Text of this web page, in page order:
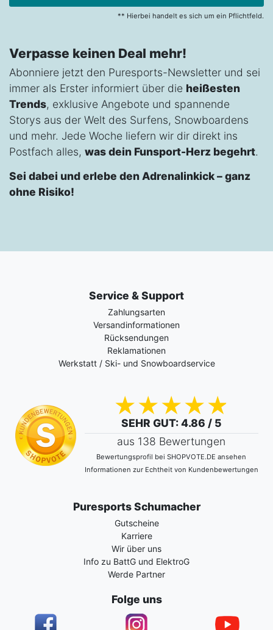
** Hierbei handelt es sich um ein Pflichtfeld.
Verpasse keinen Deal mehr!
Abonniere jetzt den Puresports-Newsletter und sei
immer als Erster informiert über die heißesten
Trends, exklusive Angebote und spannende
Storys aus der Welt des Surfens, Snowboardens
und mehr. Jede Woche liefern wir dir direkt ins
Postfach alles, was dein Funsport-Herz begehrt.
Sei dabei und erlebe den Adrenalinkick – ganz
ohne Risiko!
Service & Support
Zahlungsarten
Versandinformationen
Rücksendungen
Reklamationen
Werkstatt / Ski- und Snowboardservice
SEHR GUT: 4.86 / 5
aus 138 Bewertungen
Bewertungsprofil bei SHOPVOTE.DE ansehen
Informationen zur Echtheit von Kundenbewertungen
Puresports Schumacher
Gutscheine
Karriere
Wir über uns
Info zu BattG und ElektroG
Werde Partner
Folge uns